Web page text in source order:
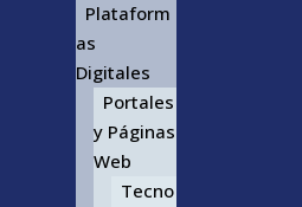
Plataform
as
Digitales
Portales
y Páginas
Web
Tecno